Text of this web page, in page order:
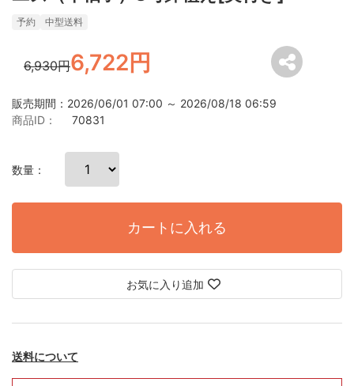
予約 中型送料
6,930円6,722円
販売期間：2026/06/01 07:00 ～ 2026/08/18 06:59
商品ID：
70831
数量：
カートに入れる
お気に入り追加
送料について